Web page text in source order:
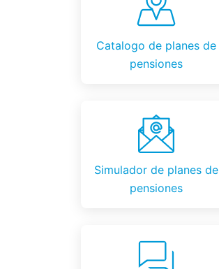
Catalogo de planes de
pensiones
Simulador de planes de
pensiones